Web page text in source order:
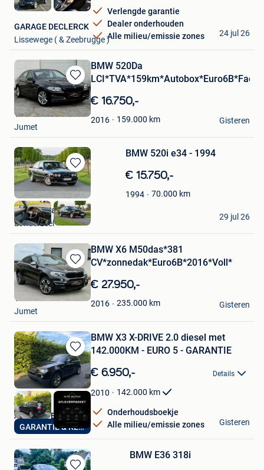
Verlengde garantie
Dealer onderhouden
Alle milieu/emissie zones
GARAGE DECLERCK
Lissewege ( & Zeebrugge )
24 jul 26
Bewaren
in
Mijn
Favorieten
BMW 520Da
€ 16.750,-
2016 159.000 km
Tim
Jumet
Gisteren
Bewaren
in
Favorieten
BMW 520i e34 - 1994
€ 15.750,-
1994 70.000 km
Vintage Garage
Londerzeel
29 jul 26
Bewaren
in
Mijn
Favorieten
BMW X6 M50das*381
CV*zonnedak*Euro6B*2016*Voll*
€ 27.950,-
2016 235.000 km
Tim
Jumet
Gisteren
Bewaren
in
Mijn
Favorieten
GARANTIE & KEURING
BMW X3 X-DRIVE 2.0 diesel met
142.000KM - EURO 5 - GARANTIE
€ 6.950,- Details
2010 142.000 km
Onderhoudsboekje
Alle milieu/emissie zones
AutoHuis Berchem
Berchem
Gisteren
BMW E36 318i